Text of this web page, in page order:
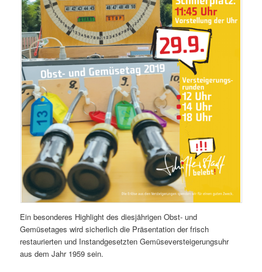
Ein besonderes Highlight des diesjährigen Obst- und
Gemüsetages wird sicherlich die Präsentation der frisch
restaurierten und Instandgesetzten Gemüseversteigerungsuhr
aus dem Jahr 1959 sein.